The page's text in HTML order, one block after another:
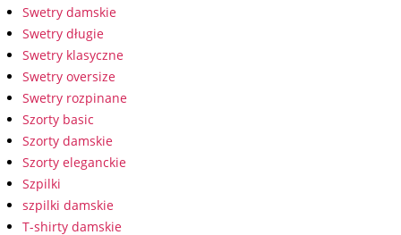
Swetry damskie
Swetry długie
Swetry klasyczne
Swetry oversize
Swetry rozpinane
Szorty basic
Szorty damskie
Szorty eleganckie
Szpilki
szpilki damskie
T-shirty damskie